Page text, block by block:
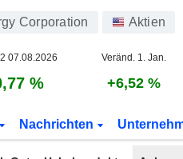
Corporation Aktien
07.08.2026 Veränd. 1. Jan.
% +6,52 %
Nachrichten